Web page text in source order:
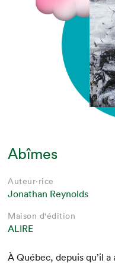
Abîmes
Auteur·rice
Jonathan Reynolds
Maison d'édition
ALIRE
À Québec, depuis qu’il